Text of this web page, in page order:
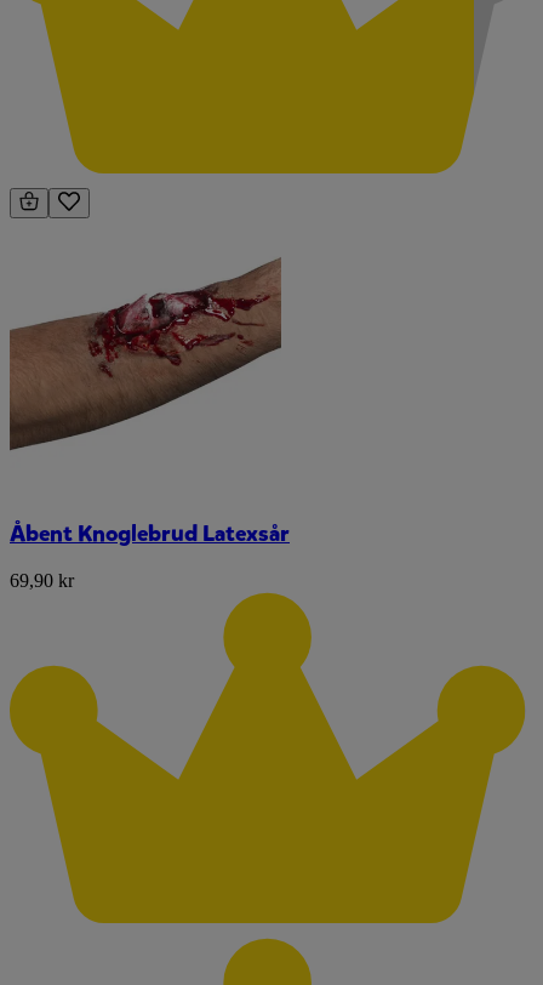
Åbent Knoglebrud Latexsår
69,90 kr